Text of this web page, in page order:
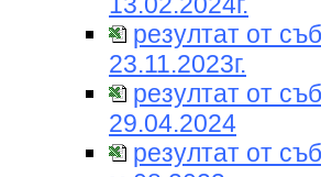
резултат от
23.11.2023г.
резултат от
29.04.2024
резултат от